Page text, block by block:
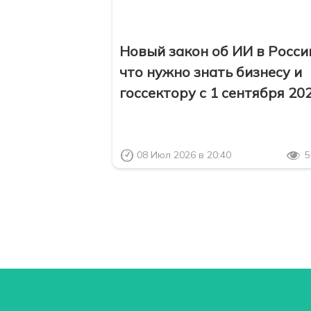
Новый закон об ИИ в
что нужно знать бизнесу и
госсектору с 1 сентября
08 Июл 2026 в 20:40